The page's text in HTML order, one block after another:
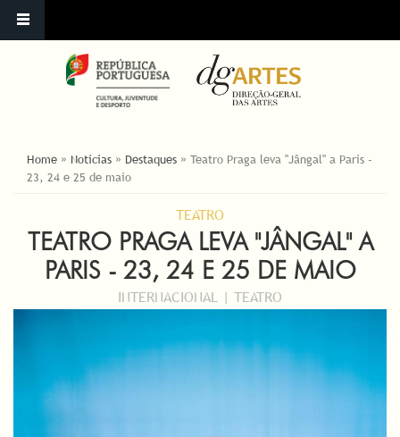
ESTÁ AQUI
Home » Notícias » Destaques » Teatro Praga leva "Jângal" a Paris -
23, 24 e 25 de maio
TEATRO
TEATRO PRAGA LEVA "JÂNGAL" A
PARIS - 23, 24 E 25 DE MAIO
INTERNACIONAL | TEATRO